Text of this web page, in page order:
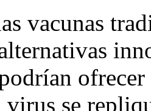
vacunas
se